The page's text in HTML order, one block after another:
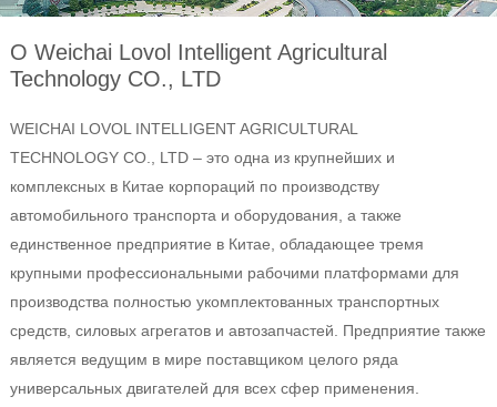
О Weichai Lovol Intelligent Agricultural
Technology CO., LTD
WEICHAI LOVOL INTELLIGENT AGRICULTURAL
TECHNOLOGY CO., LTD – это одна из крупнейших и
комплексных в Китае корпораций по производству
автомобильного транспорта и оборудования, а также
единственное предприятие в Китае, обладающее тремя
крупными профессиональными рабочими платформами для
производства полностью укомплектованных транспортных
средств, силовых агрегатов и автозапчастей. Предприятие также
является ведущим в мире поставщиком целого ряда
универсальных двигателей для всех сфер применения.